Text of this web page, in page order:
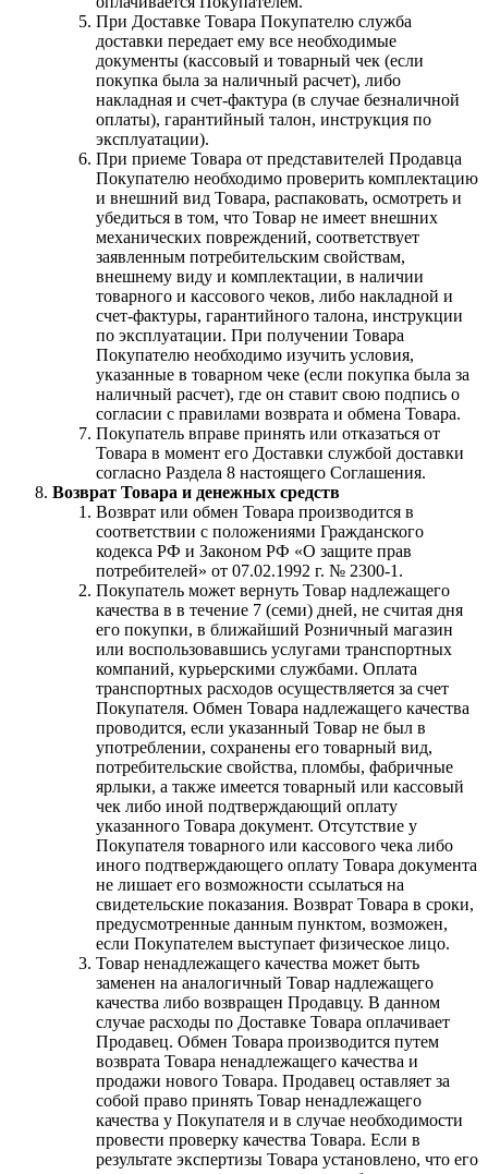
При Доставке Товара Покупателю служба
доставки передает ему все необходимые
документы (кассовый и товарный чек (если
покупка была за наличный расчет), либо
накладная и счет-фактура (в случае безналичной
оплаты), гарантийный талон, инструкция по
эксплуатации).
При приеме Товара от представителей Продавца
Покупателю необходимо проверить комплектацию
и внешний вид Товара, распаковать, осмотреть и
убедиться в том, что Товар не имеет внешних
механических повреждений, соответствует
заявленным потребительским свойствам,
внешнему виду и комплектации, в наличии
товарного и кассового чеков, либо накладной и
счет-фактуры, гарантийного талона, инструкции
по эксплуатации. При получении Товара
Покупателю необходимо изучить условия,
указанные в товарном чеке (если покупка была за
наличный расчет), где он ставит свою подпись о
согласии с правилами возврата и обмена Товара.
Покупатель вправе принять или отказаться от
Товара в момент его Доставки службой доставки
согласно Раздела 8 настоящего Соглашения.
Возврат Товара и денежных средств
Возврат или обмен Товара производится в
соответствии с положениями Гражданского
кодекса РФ и Законом РФ «О защите прав
потребителей» от 07.02.1992 г. № 2300-1.
Покупатель может вернуть Товар надлежащего
качества в в течение 7 (семи) дней, не считая дня
его покупки, в ближайший Розничный магазин
или воспользовавшись услугами транспортных
компаний, курьерскими службами. Оплата
транспортных расходов осуществляется за счет
Покупателя. Обмен Товара надлежащего качества
проводится, если указанный Товар не был в
употреблении, сохранены его товарный вид,
потребительские свойства, пломбы, фабричные
ярлыки, а также имеется товарный или кассовый
чек либо иной подтверждающий оплату
указанного Товара документ. Отсутствие у
Покупателя товарного или кассового чека либо
иного подтверждающего оплату Товара документа
не лишает его возможности ссылаться на
свидетельские показания. Возврат Товара в сроки,
предусмотренные данным пунктом, возможен,
если Покупателем выступает физическое лицо.
Товар ненадлежащего качества может быть
заменен на аналогичный Товар надлежащего
качества либо возвращен Продавцу. В данном
случае расходы по Доставке Товара оплачивает
Продавец. Обмен Товара производится путем
возврата Товара ненадлежащего качества и
продажи нового Товара. Продавец оставляет за
собой право принять Товар ненадлежащего
качества у Покупателя и в случае необходимости
провести проверку качества Товара. Если в
результате экспертизы Товара установлено, что его